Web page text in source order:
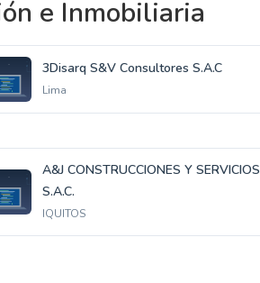
e Inmobiliaria
3Disarq S&V Consultores S.A.C
Lima
A&J CONSTRUCCIONES Y SERVICIOS
S.A.C.
IQUITOS